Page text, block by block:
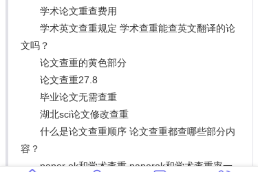
学术论文重查费用
学术英文查重规定 学术查重能查英文翻译的论
文吗？
论文查重的黄色部分
论文查重27.8
毕业论文无需查重
湖北sci论文修改查重
什么是论文查重顺序 论文查重都查哪些部分内
容？
paper ok和学术查重 paperok和学术查重率一